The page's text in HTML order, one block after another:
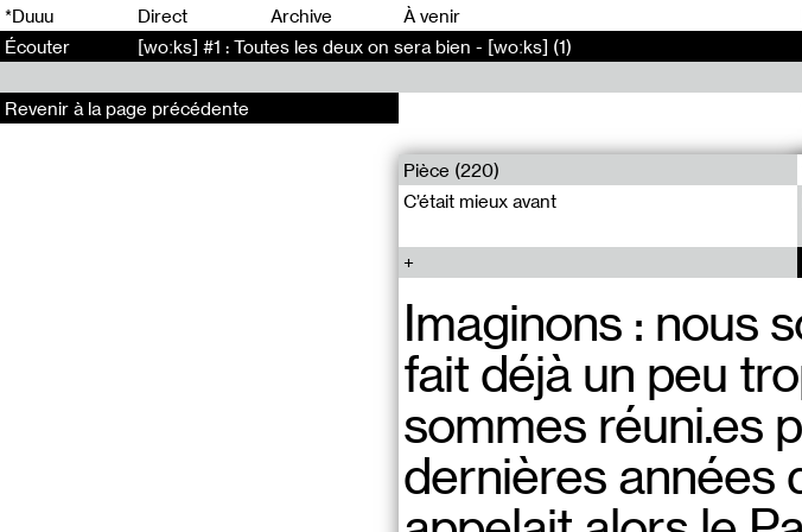
*Duuu Direct Archive À venir
Écouter
[woːks] #1 : Toutes les deux on sera bien - [woːks] (1)
Pièce (220)
C’était mieux avant
Imaginons : nous
fait déjà un peu
sommes réuni.es
dernières années
Revenir à la page précédente
00